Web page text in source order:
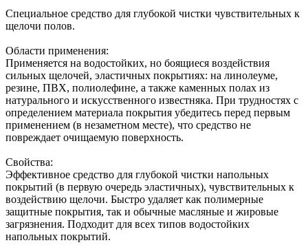
Специальное средство для глубокой чистки чувствительных к
щелочи полов.
Области применения:
Применяется на водостойких, но боящиеся воздействия
сильных щелочей, эластичных покрытиях: на линолеуме,
резине, ПВХ, полиолефине, а также каменных полах из
натурального и искусственного известняка. При трудностях с
определением материала покрытия убедитесь перед первым
применением (в незаметном месте), что средство не
повреждает очищаемую поверхность.
Свойства:
Эффективное средство для глубокой чистки напольных
покрытий (в первую очередь эластичных), чувствительных к
воздействию щелочи. Быстро удаляет как полимерные
защитные покрытия, так и обычные масляные и жировые
загрязнения. Подходит для всех типов водостойких
напольных покрытий.